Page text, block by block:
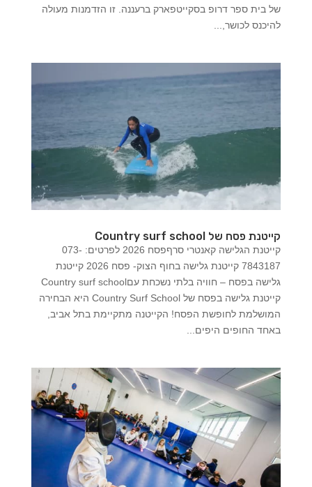
של בית ספר דרופ בסקייטפארק ברעננה. זו הזדמנות מעולה
להיכנס לכושר,...
קייטנת פסח של Country surf school
קייטנת הגלישה קאנטרי סרףפסח 2026 לפרטים: 073-
7843187 קייטנת גלישה בחוף הצוק- פסח 2026 קייטנת
גלישה בפסח – חוויה בלתי נשכחת עםCountry surf school
קייטנת גלישה בפסח של Country Surf School היא הבחירה
המושלמת לחופשת הפסח! הקייטנה מתקיימת בתל אביב,
באחד החופים היפים...